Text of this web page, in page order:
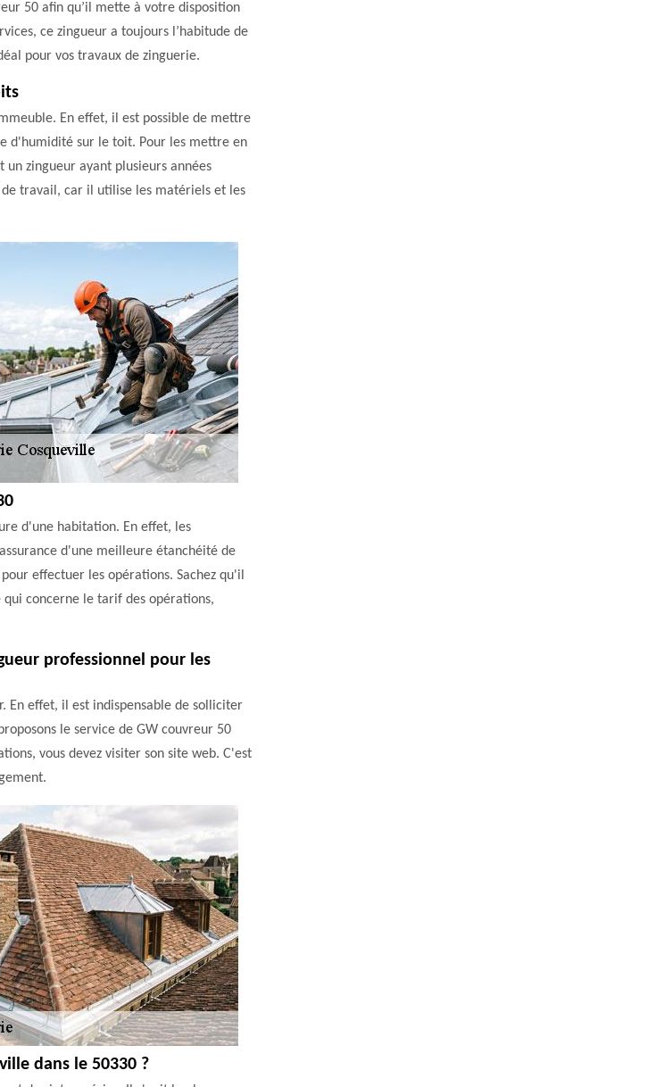
50 afin qu’il mette à votre disposition
ce zingueur a toujours l’habitude de
pour vos travaux de zinguerie.
En effet, il est possible de mettre
d'humidité sur le toit. Pour les mettre en
zingueur ayant plusieurs années
travail, car il utilise les matériels et les
d'une habitation. En effet, les
d'une meilleure étanchéité de
effectuer les opérations. Sachez qu'il
concerne le tarif des opérations,
professionnel pour les
En effet, il est indispensable de solliciter
le service de GW couvreur 50
vous devez visiter son site web. C'est
dans le 50330 ?